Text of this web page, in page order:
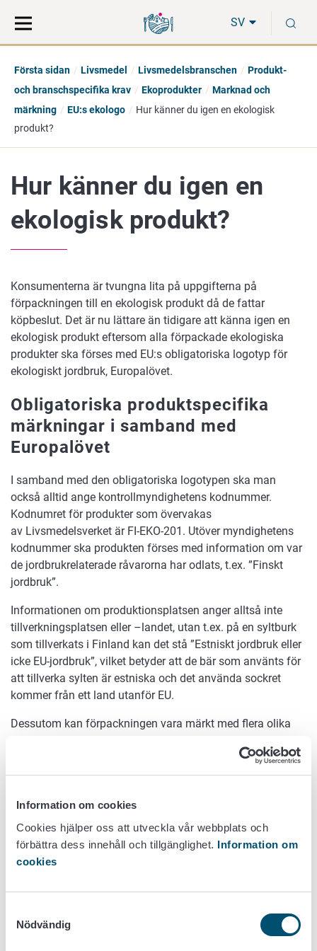
Information om cookies
Cookies hjälper oss att utveckla vår webbplats och
förbättra dess innehåll och tillgänglighet. Information om
cookies
Nödvändig
direkt
till
på
hela
SV
Första sidan Livsmedel Livsmedelsbranschen
Produkt-
och branschspecifika krav
Ekoprodukter
Marknad och
märkning
EU:s ekologo
Hur känner du igen en ekologisk
produkt?
Hur känner du igen en
ekologisk produkt?
Konsumenterna är tvungna lita på uppgifterna på
förpackningen till en ekologisk produkt då de fattar
köpbeslut. Det är nu lättare än tidigare att känna igen en
ekologisk produkt eftersom alla förpackade ekologiska
produkter ska förses med EU:s obligatoriska logotyp för
ekologiskt jordbruk, Europalövet.
Obligatoriska produktspecifika
märkningar i samband med
Europalövet
I samband med den obligatoriska logotypen ska man
också alltid ange kontrollmyndighetens kodnummer.
Kodnumret för produkter som övervakas
av Livsmedelsverket är FI-EKO-201. Utöver myndighetens
kodnummer ska produkten förses med information om var
de jordbrukrelaterade råvarorna har odlats, t.ex. ”Finskt
jordbruk”.
Informationen om produktionsplatsen anger alltså inte
tillverkningsplatsen eller –landet, utan t.ex. på en syltburk
som tillverkats i Finland kan det stå ”Estniskt jordbruk eller
icke EU-jordbruk”, vilket betyder att de bär som använts för
att tillverka sylten är estniska och det använda sockret
kommer från ett land utanför EU.
Dessutom kan förpackningen vara märkt med flera olika
Solmärket kan fortfarande användas tillsammans med
Europalövet.
Endast vissa tillsatser får användas
Det är viktigt att de ekologiska produkterna markeras på ett
tydligt sätt, eftersom den ekologiska produktionen är
begränsade tillsatser får användas i ekologiska produkter
tillåtet att använda färgämnen eller aromförstärkare,